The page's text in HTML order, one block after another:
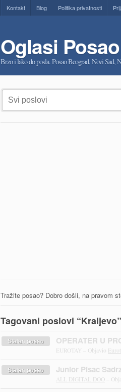
Kontakt Blog Politika privatnosti
Oglasi Posao
Brzo i lako do posla. Posao Beograd, Novi Sad,
Tražite posao? Dobro došli, na pravom
Tagovani poslovi “Kraljevo”
Stalan posao OPERATER U
EUROTAY – Objavio
Stalan posao Junior Pisac
ALL DIGITAL DOO –